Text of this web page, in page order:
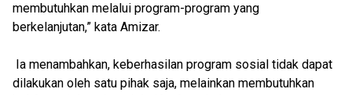
membutuhkan melalui program-program yang
berkelanjutan,” kata Amizar.
Ia menambahkan, keberhasilan program sosial tidak dapat
dilakukan oleh satu pihak saja, melainkan membutuhkan